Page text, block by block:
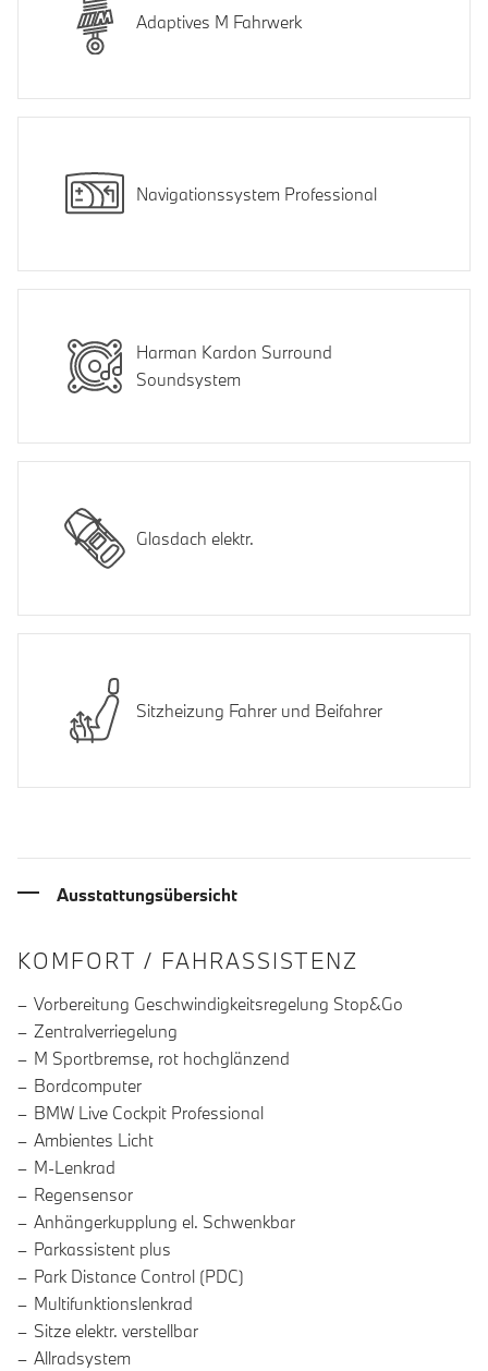
Adaptives M Fahrwerk
Navigationssystem Professional
Harman Kardon Surround
Soundsystem
Glasdach elektr.
Sitzheizung Fahrer und Beifahrer
Ausstattungsübersicht
INFORMATIONEN ÜBER DIE
KOMFORT / FAHRASSISTENZ
Vorbereitung Geschwindigkeitsregelung Stop&Go
Zentralverriegelung
M Sportbremse, rot hochglänzend
Bordcomputer
BMW Live Cockpit Professional
Ambientes Licht
M-Lenkrad
Regensensor
Anhängerkupplung el. Schwenkbar
Parkassistent plus
Park Distance Control (PDC)
Multifunktionslenkrad
Sitze elektr. verstellbar
Allradsystem